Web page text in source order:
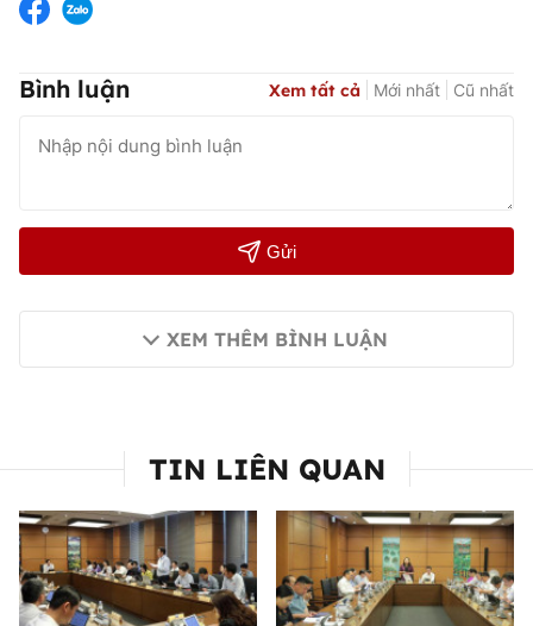
Bình luận Xem tất cả Mới nhất Cũ nhất
Gửi
XEM THÊM BÌNH LUẬN
TIN LIÊN QUAN